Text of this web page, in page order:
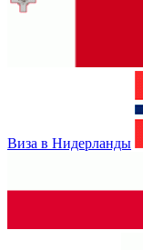
Виза в Нидерланды